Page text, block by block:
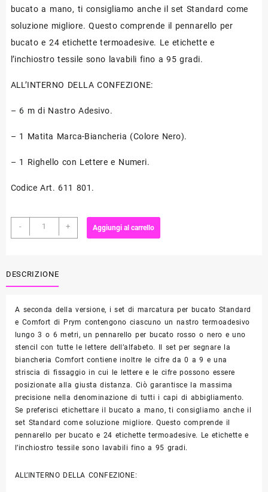
bucato a mano, ti consigliamo anche il set Standard come
soluzione migliore. Questo comprende il pennarello per
bucato e 24 etichette termoadesive. Le etichette e
l’inchiostro tessile sono lavabili fino a 95 gradi.
ALL’INTERNO DELLA CONFEZIONE:
– 6 m di Nastro Adesivo.
– 1 Matita Marca-Biancheria (Colore Nero).
– 1 Righello con Lettere e Numeri.
Codice Art. 611 801.
-
Marca-
PRYM
quantità
+ Aggiungi al carrello
DESCRIZIONE
A seconda della versione, i set di marcatura per bucato Standard
e Comfort di Prym contengono ciascuno un nastro termoadesivo
lungo 3 o 6 metri, un pennarello per bucato rosso o nero e uno
stencil con tutte le lettere dell’alfabeto. Il set per segnare la
biancheria Comfort contiene inoltre le cifre da 0 a 9 e una
striscia di fissaggio in cui le lettere e le cifre possono essere
posizionate alla giusta distanza. Ciò garantisce la massima
precisione nella denominazione di tutti i capi di abbigliamento.
Se preferisci etichettare il bucato a mano, ti consigliamo anche il
set Standard come soluzione migliore. Questo comprende il
pennarello per bucato e 24 etichette termoadesive. Le etichette e
l’inchiostro tessile sono lavabili fino a 95 gradi.
ALL’INTERNO DELLA CONFEZIONE: